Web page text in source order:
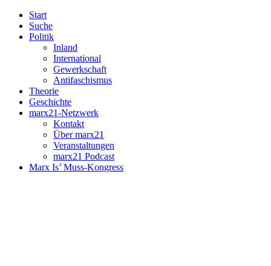
Start
Suche
Politik
Inland
International
Gewerkschaft
Antifaschismus
Theorie
Geschichte
marx21-Netzwerk
Kontakt
Über marx21
Veranstaltungen
marx21 Podcast
Marx Is’ Muss-Kongress